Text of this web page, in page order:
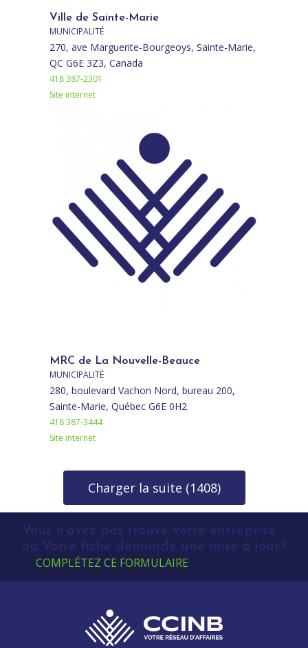
Ville de Sainte-Marie
MUNICIPALITÉ
270, ave Marguerite-Bourgeoys, Sainte-Marie,
QC G6E 3Z3, Canada
418 387-2301
Site internet
MRC de La Nouvelle-Beauce
MUNICIPALITÉ
280, boulevard Vachon Nord, bureau 200,
Sainte-Marie, Québec G6E 0H2
418 387-3444
Site internet
Charger la suite (1408)
Vous n’avez pas trouvé votre entreprise
ou Votre fiche demande une mise à jour?
COMPLÉTEZ CE FORMULAIRE